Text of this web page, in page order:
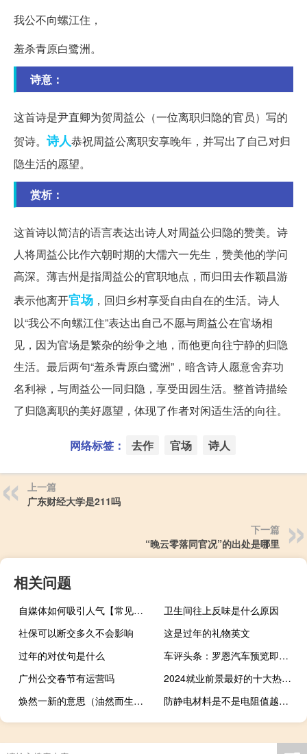
我公不向螺江住，
羞杀青原白鹭洲。
诗意：
这首诗是尹直卿为贺周益公（一位离职归隐的官员）写的
贺诗。 诗人恭祝周益公离职安享晚年，并写出了自己对归
隐生活的愿望。
赏析：
这首诗以简洁的语言表达出诗人对周益公归隐的赞美。诗
人将周益公比作六朝时期的大儒六一先生，赞美他的学问
高深。薄吉州是指周益公的官职地点，而归田去作颖昌游
表示他离开官场 ，回归乡村享受自由自在的生活。诗人
以“我公不向螺江住”表达出自己不愿与周益公在官场相
见，因为官场是繁杂的纷争之地，而他更向往宁静的归隐
生活。最后两句“羞杀青原白鹭洲”，暗含诗人愿意舍弃功
名利禄，与周益公一同归隐，享受田园生活。整首诗描绘
了归隐离职的美好愿望，体现了作者对闲适生活的向往。
网络标签： 去作 官场 诗人
上一篇
广东财经大学是211吗
下一篇
“晚云零落同官况”的出处是哪里
相关问题
自媒体如何吸引人气【常见的策略和方法提高吸引力】
卫生间往上反味是什么原因
社保可以断交多久不会影响
这是过年的礼物英文
过年的对仗句是什么
车评头条：罗恩汽车预览即将推出的敞篷轻量化RXX跑车
广州公交春节有运营吗
2024就业前景最好的十大热门专业
焕然一新的意思（油然而生的意思）
防静电材料是不是电阻值越小越好（防静电材料）
深圳特产有哪些礼品糕点（深圳特产有哪些容易带）